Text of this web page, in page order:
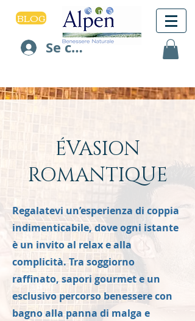
BLOG
Se connecter
ÉVASION
ROMANTIQUE
Regalatevi un’esperienza di coppia
indimenticabile, dove ogni istante
è un invito al relax e alla
complicità. Tra soggiorno
raffinato, sapori gourmet e un
esclusivo percorso benessere con
bagno alla panna di malga e